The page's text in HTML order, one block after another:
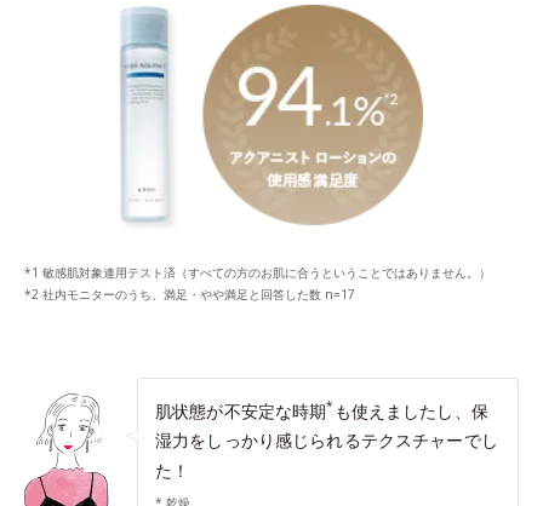
*1 敏感肌対象連用テスト済（すべての方のお肌に合うということではありません。）
*2 社内モニターのうち、満足・やや満足と回答した数 n=17
肌状態が不安定な時期* も使えましたし、保
湿力をしっかり感じられるテクスチャーでし
た！